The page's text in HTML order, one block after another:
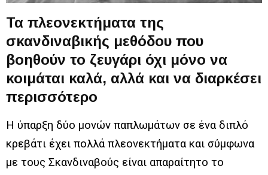
Τα πλεονεκτήματα της
σκανδιναβικής μεθόδου που
βοηθούν το ζευγάρι όχι μόνο να
κοιμάται καλά, αλλά και να διαρκέσει
περισσότερο
Η ύπαρξη δύο μονών παπλωμάτων σε ένα διπλό
κρεβάτι έχει πολλά πλεονεκτήματα και σύμφωνα
με τους Σκανδιναβούς είναι απαραίτητο το